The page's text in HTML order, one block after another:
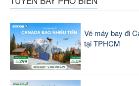
Vé máy bay đi
tại TPHCM